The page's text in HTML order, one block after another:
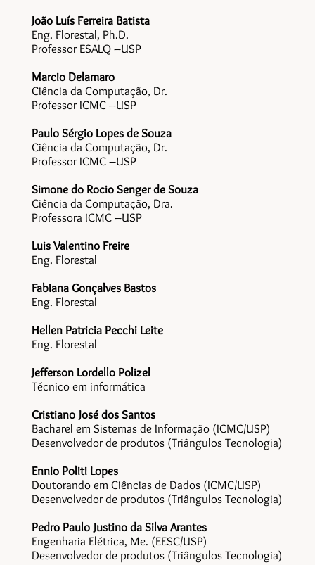
João Luís Ferreira Batista
Eng. Florestal, Ph.D.
Professor ESALQ –USP
Marcio Delamaro
Ciência da Computação, Dr.
Professor ICMC –USP
Paulo Sérgio Lopes de Souza
Ciência da Computação, Dr.
Professor ICMC –USP
Simone do Rocio Senger de Souza
Ciência da Computação, Dra.
Professora ICMC –USP
Luis Valentino Freire
Eng. Florestal
Fabiana Gonçalves Bastos
Eng. Florestal
Hellen Patricia Pecchi Leite
Eng. Florestal
Jefferson Lordello Polizel
Técnico em informática
Cristiano José dos Santos
Bacharel em Sistemas de Informação (ICMC/USP)
Desenvolvedor de produtos (Triângulos Tecnologia)
Ennio Politi Lopes
Doutorando em Ciências de Dados (ICMC/USP)
Desenvolvedor de produtos (Triângulos Tecnologia)
Pedro Paulo Justino da Silva Arantes
Engenharia Elétrica, Me. (EESC/USP)
Desenvolvedor de produtos (Triângulos Tecnologia)